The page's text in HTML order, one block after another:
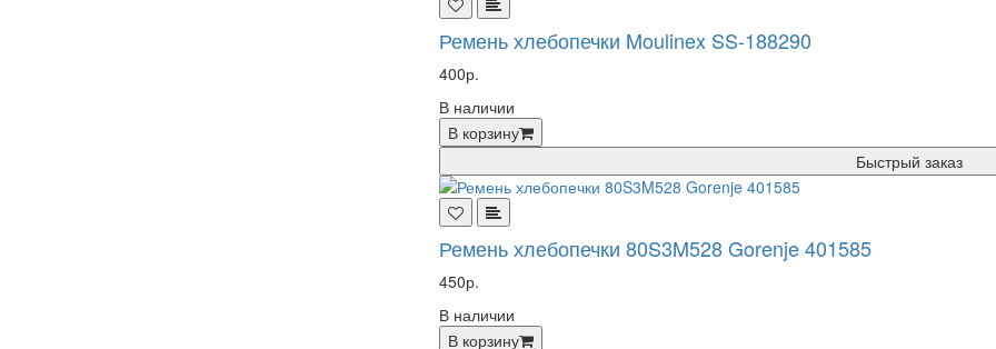
Ремень хлебопечки Moulinex SS-188290
400р.
В наличии
В корзину
Быстрый заказ
Ремень хлебопечки 80S3M528 Gorenje 401585
450р.
В наличии
В корзину